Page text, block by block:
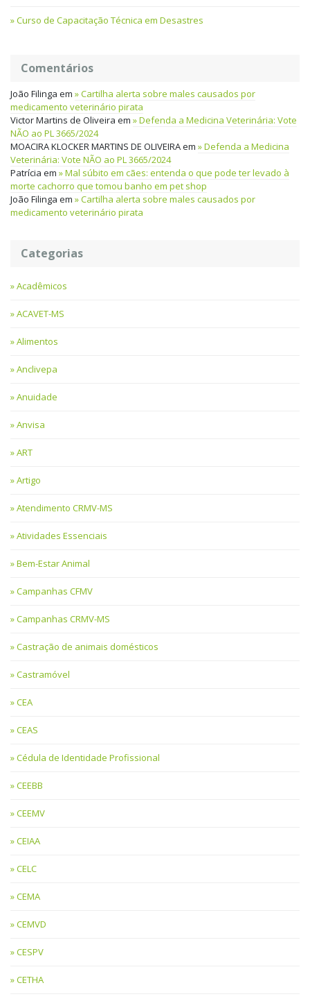
Curso de Capacitação Técnica em Desastres
Comentários
João Filinga em
Cartilha alerta sobre males causados por
medicamento veterinário pirata
Victor Martins de Oliveira em
Defenda a Medicina Veterinária: Vote
NÃO ao PL 3665/2024
MOACIRA KLOCKER MARTINS DE OLIVEIRAem
Defenda a Medicina
Veterinária: Vote NÃO ao PL 3665/2024
Patrícia em
Mal súbito em cães: entenda o que pode ter levado à
morte cachorro que tomou banho em pet shop
João Filinga em
Cartilha alerta sobre males causados por
medicamento veterinário pirata
Categorias
Acadêmicos
ACAVET-MS
Alimentos
Anclivepa
Anuidade
Anvisa
ART
Artigo
Atendimento CRMV-MS
Atividades Essenciais
Bem-Estar Animal
Campanhas CFMV
Campanhas CRMV-MS
Castração de animais domésticos
Castramóvel
CEA
CEAS
Cédula de Identidade Profissional
CEEBB
CEEMV
CEIAA
CELC
CEMA
CEMVD
CESPV
CETHA